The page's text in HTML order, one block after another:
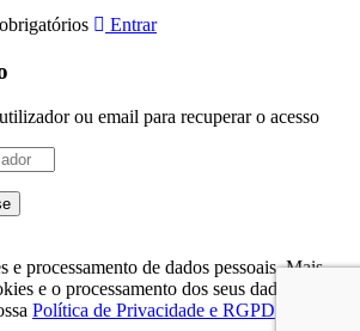
Entrar
ou email para recuperar o acesso
e processamento de dados pessoais. Mais
e o processamento dos seus dados
Política de Privacidade e RGPD